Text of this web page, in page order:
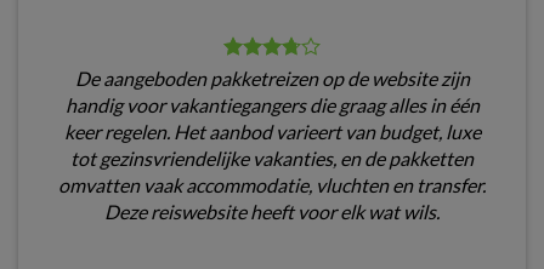
De aangeboden pakketreizen op de website zijn
handig voor vakantiegangers die graag alles in één
keer regelen. Het aanbod varieert van budget, luxe
tot gezinsvriendelijke vakanties, en de pakketten
omvatten vaak accommodatie, vluchten en transfer.
Deze reiswebsite heeft voor elk wat wils.